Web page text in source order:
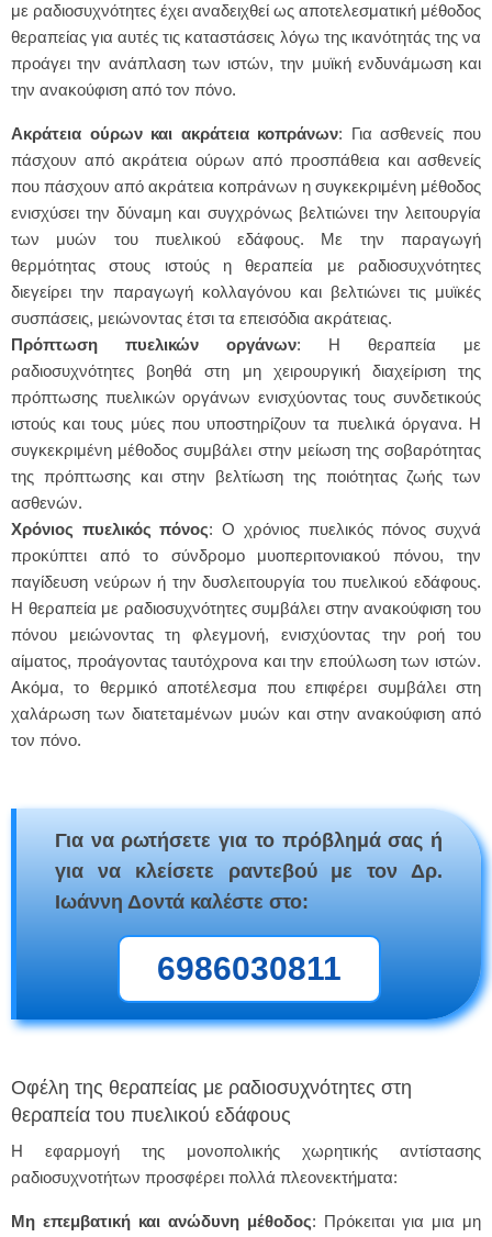
με ραδιοσυχνότητες έχει αναδειχθεί ως αποτελεσματική μέθοδος
θεραπείας για αυτές τις καταστάσεις λόγω της ικανότητάς της να
προάγει την ανάπλαση των ιστών, την μυϊκή ενδυνάμωση και
την ανακούφιση από τον πόνο.
Ακράτεια ούρων και ακράτεια κοπράνων: Για ασθενείς που
πάσχουν από ακράτεια ούρων από προσπάθεια και ασθενείς
που πάσχουν από ακράτεια κοπράνων η συγκεκριμένη μέθοδος
ενισχύσει την δύναμη και συγχρόνως βελτιώνει την λειτουργία
των μυών του πυελικού εδάφους. Με την παραγωγή
θερμότητας στους ιστούς η θεραπεία με ραδιοσυχνότητες
διεγείρει την παραγωγή κολλαγόνου και βελτιώνει τις μυϊκές
συσπάσεις, μειώνοντας έτσι τα επεισόδια ακράτειας.
Πρόπτωση πυελικών οργάνων: Η θεραπεία με
ραδιοσυχνότητες βοηθά στη μη χειρουργική διαχείριση της
πρόπτωσης πυελικών οργάνων ενισχύοντας τους συνδετικούς
ιστούς και τους μύες που υποστηρίζουν τα πυελικά όργανα. Η
συγκεκριμένη μέθοδος συμβάλει στην μείωση της σοβαρότητας
της πρόπτωσης και στην βελτίωση της ποιότητας ζωής των
ασθενών.
Χρόνιος πυελικός πόνος: Ο χρόνιος πυελικός πόνος συχνά
προκύπτει από το σύνδρομο μυοπεριτονιακού πόνου, την
παγίδευση νεύρων ή την δυσλειτουργία του πυελικού εδάφους.
Η θεραπεία με ραδιοσυχνότητες συμβάλει στην ανακούφιση του
πόνου μειώνοντας τη φλεγμονή, ενισχύοντας την ροή του
αίματος, προάγοντας ταυτόχρονα και την επούλωση των ιστών.
Ακόμα, το θερμικό αποτέλεσμα που επιφέρει συμβάλει στη
χαλάρωση των διατεταμένων μυών και στην ανακούφιση από
τον πόνο.
Για να ρωτήσετε για το πρόβλημά σας ή
για να κλείσετε ραντεβού με τον Δρ.
Ιωάννη Δοντά καλέστε στο:
6986030811
Οφέλη της θεραπείας με ραδιοσυχνότητες στη
θεραπεία του πυελικού εδάφους
Η εφαρμογή της μονοπολικής χωρητικής αντίστασης
ραδιοσυχνοτήτων προσφέρει πολλά πλεονεκτήματα:
Μη επεμβατική και ανώδυνη μέθοδος: Πρόκειται για μια μη